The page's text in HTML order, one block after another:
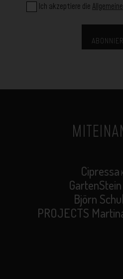
Ich akzeptiere die
Cipressa
GartenStein
Björn
PROJECTS